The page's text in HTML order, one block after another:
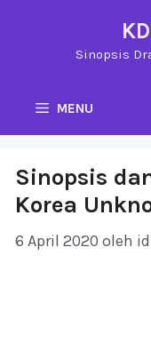
Sinopsis
MENU
Sinopsis
Korea
6 April 2020 oleh